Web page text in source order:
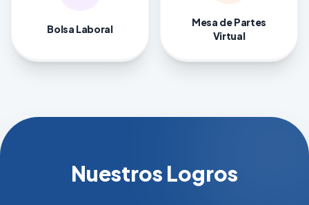
Bolsa Laboral
Mesa de Partes
Virtual
Nuestros Logros